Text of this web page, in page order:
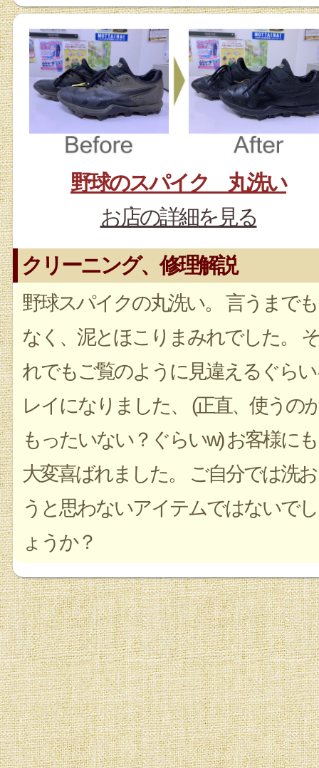
野球のスパイク 丸洗い
お店の詳細を見る
クリーニング、修理解説
野球スパイクの丸洗い。 言うまでも
なく、泥とほこりまみれでした。 そ
れでもご覧のように見違えるぐら
レイになりました、 (正直、使うの
もったいない？ぐらいw) お客様にも
大変喜ばれました。 ご自分では洗お
うと思わないアイテムではないでし
ょうか？